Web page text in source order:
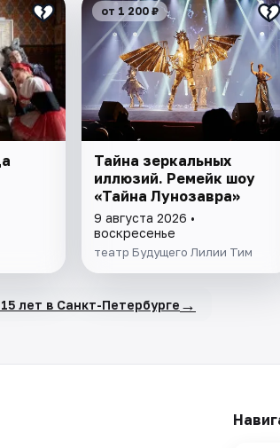
от 1 200 ₽
Тайна зеркальных
иллюзий. Ремейк шоу
«Тайна Лунозавра»
9 августа 2026 •
воскресенье
театр Будущего Лилии Тим
лет в Санкт-Петербурге →